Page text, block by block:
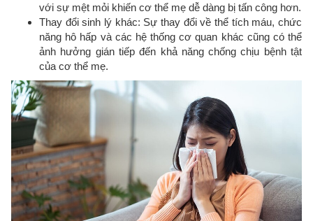
với sự mệt mỏi khiến cơ thể mẹ dễ dàng bị tấn công hơn.
Thay đổi sinh lý khác: Sự thay đổi về thể tích máu, chức
năng hô hấp và các hệ thống cơ quan khác cũng có thể
ảnh hưởng gián tiếp đến khả năng chống chịu bệnh tật
của cơ thể mẹ.